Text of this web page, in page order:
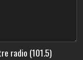
radio (101.5)